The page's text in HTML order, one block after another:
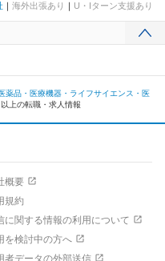
海外出張あり U・Iターン支援あり
薬品・医療機器・ライフサイエンス・医
上の転職・求人情報
概要
規約
に関する情報の利用について
を検討中の方へ
者データの外部送信